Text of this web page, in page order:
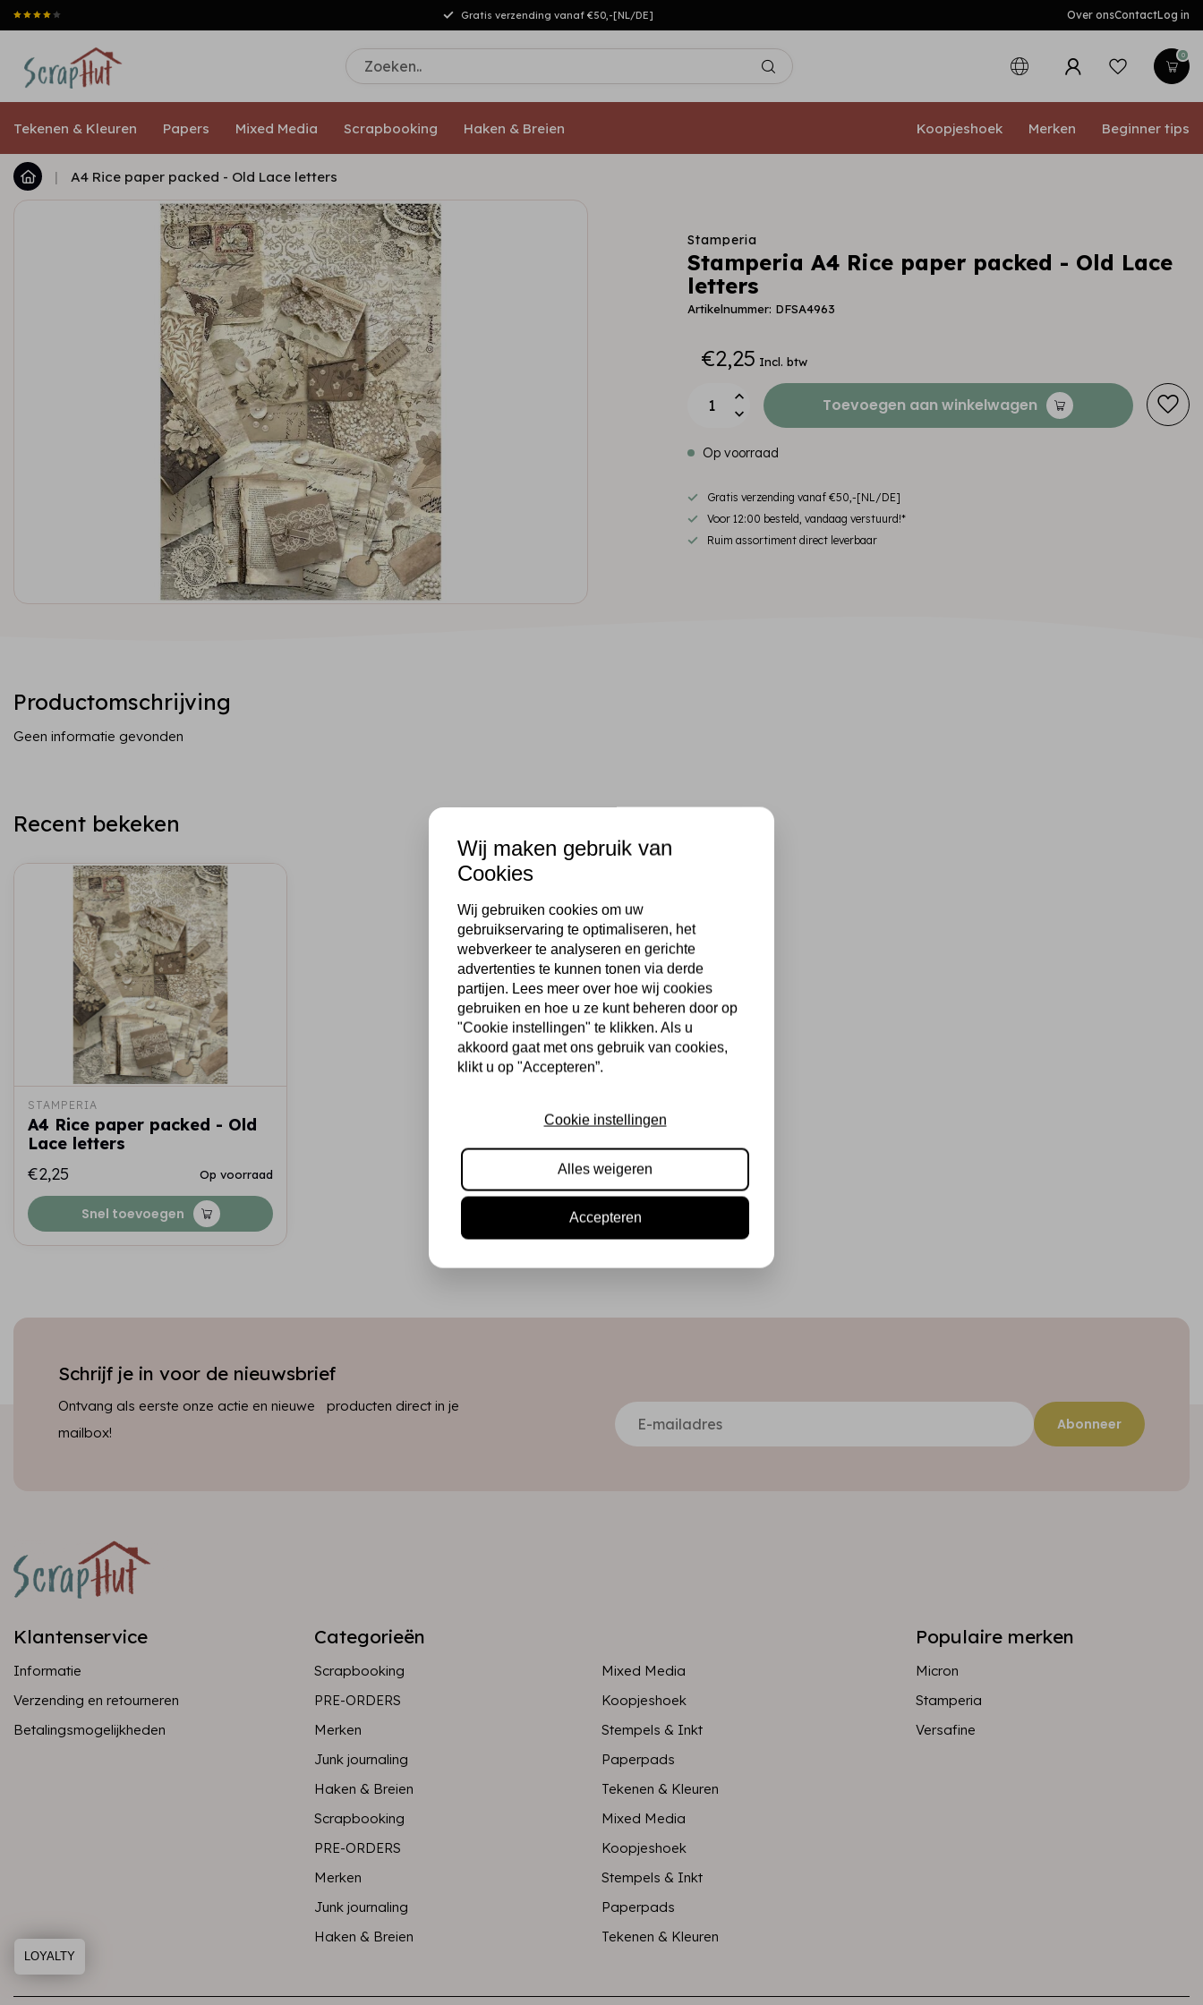
Gratis verzending vanaf €50,-[NL/DE] Over onsContactLog in
0
Tekenen & Kleuren Papers Mixed Media Scrapbooking Haken & Breien Koopjeshoek Merken Beginner tips
| A4 Rice paper packed - Old Lace letters
Stamperia
Stamperia A4 Rice paper packed - Old Lace
letters
Artikelnummer: DFSA4963
€2,25 Incl. btw
Toevoegen aan winkelwagen
Op voorraad
Gratis verzending vanaf €50,-[NL/DE]
Voor 12:00 besteld, vandaag verstuurd!*
Ruim assortiment direct leverbaar
Productomschrijving
Geen informatie gevonden
Recent bekeken
STAMPERIA
A4 Rice paper packed - Old
Lace letters
€2,25
Op voorraad
Snel toevoegen
Schrijf je in voor de nieuwsbrief
Ontvang als eerste onze actie en nieuwe producten direct in je
mailbox!
Abonneer
Klantenservice
Informatie
Verzending en retourneren
Betalingsmogelijkheden
Categorieën
Scrapbooking
Mixed Media
PRE-ORDERS
Koopjeshoek
Merken
Stempels & Inkt
Junk journaling
Paperpads
Haken & Breien
Tekenen & Kleuren
Scrapbooking
Mixed Media
PRE-ORDERS
Koopjeshoek
Merken
Stempels & Inkt
Junk journaling
Paperpads
Haken & Breien
Tekenen & Kleuren
Populaire merken
Micron
Stamperia
Versafine
Wij maken gebruik van
Cookies
Wij gebruiken cookies om uw
gebruikservaring te optimaliseren, het
webverkeer te analyseren en gerichte
advertenties te kunnen tonen via derde
partijen. Lees meer over hoe wij cookies
gebruiken en hoe u ze kunt beheren door op
"Cookie instellingen" te klikken. Als u
akkoord gaat met ons gebruik van cookies,
klikt u op "Accepteren”.
Cookie instellingen
Alles weigeren
Accepteren
LOYALTY